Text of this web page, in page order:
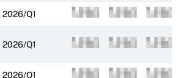
2026/Q1
2026/Q1
2026/Q1